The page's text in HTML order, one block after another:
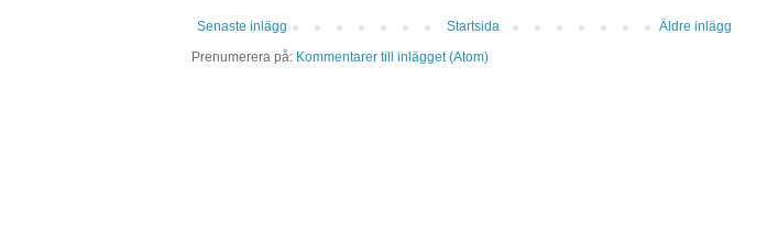
Senaste inlägg Äldre inlägg
Startsida
Prenumerera på: Kommentarer till inlägget (Atom)